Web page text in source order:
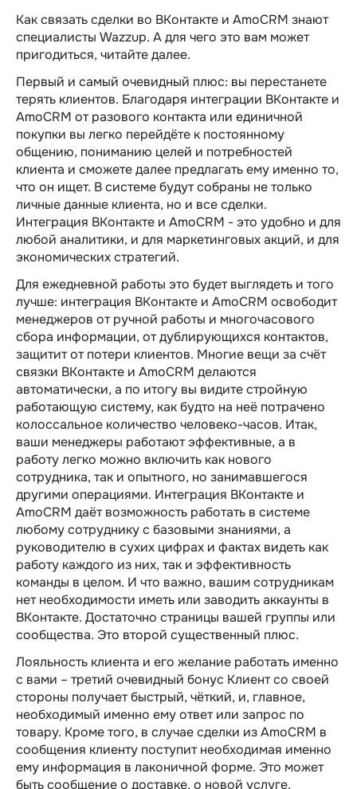
Как связать сделки во ВКонтакте и AmoCRM знают
специалисты Wazzup. А для чего это вам может
пригодиться, читайте далее.
Первый и самый очевидный плюс: вы перестанете
терять клиентов. Благодаря интеграции ВКонтакте и
AmoCRM от разового контакта или единичной
покупки вы легко перейдёте к постоянному
общению, пониманию целей и потребностей
клиента и сможете далее предлагать ему именно то,
что он ищет. В системе будут собраны не только
личные данные клиента, но и все сделки.
Интеграция ВКонтакте и AmoCRM - это удобно и для
любой аналитики, и для маркетинговых акций, и для
экономических стратегий.
Для ежедневной работы это будет выглядеть и того
лучше: интеграция ВКонтакте и AmoCRM освободит
менеджеров от ручной работы и многочасового
сбора информации, от дублирующихся контактов,
защитит от потери клиентов. Многие вещи за счёт
связки ВКонтакте и AmoCRM делаются
автоматически, а по итогу вы видите стройную
работающую систему, как будто на неё потрачено
колоссальное количество человеко-часов. Итак,
ваши менеджеры работают эффективные, а в
работу легко можно включить как нового
сотрудника, так и опытного, но занимавшегося
другими операциями. Интеграция ВКонтакте и
AmoCRM даёт возможность работать в системе
любому сотруднику с базовыми знаниями, а
руководителю в сухих цифрах и фактах видеть как
работу каждого из них, так и эффективность
команды в целом. И что важно, вашим сотрудникам
нет необходимости иметь или заводить аккаунты в
ВКонтакте. Достаточно страницы вашей группы или
сообщества. Это второй существенный плюс.
Лояльность клиента и его желание работать именно
с вами – третий очевидный бонус Клиент со своей
стороны получает быстрый, чёткий, и, главное,
необходимый именно ему ответ или запрос по
товару. Кроме того, в случае сделки из AmoCRM в
сообщения клиенту поступит необходимая именно
ему информация в лаконичной форме. Это может
быть сообщение о доставке, о новой услуге,